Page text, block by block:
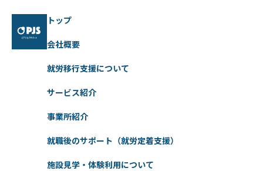
トップ
会社概要
就労移行支援について
サービス紹介
事業所紹介
就職後のサポート（就労定着支援）
施設見学・体験利用について